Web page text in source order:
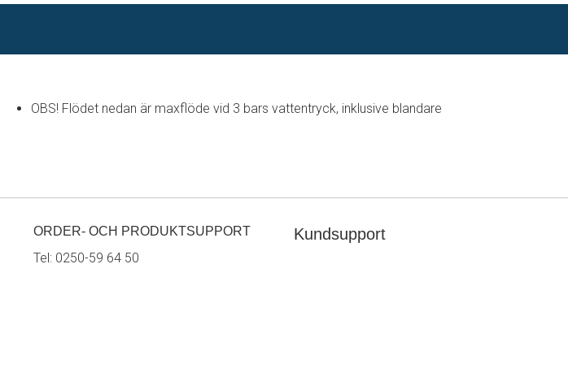
OBS! Flödet nedan är maxflöde vid 3 bars vattentryck, inklusive blandare
ORDER- OCH PRODUKTSUPPORT
Tel: 0250-59 64 50
Kundsupport